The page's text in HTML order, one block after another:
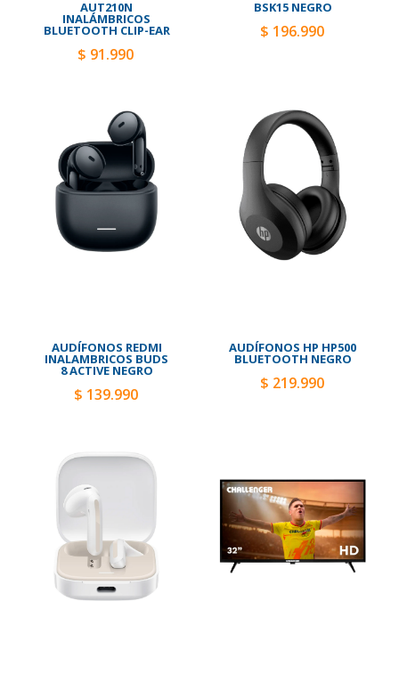
AUT210N
INALÁMBRICOS
BLUETOOTH CLIP-EAR
$ 91.990
BSK15 NEGRO
$ 196.990
AUDÍFONOS REDMI
INALAMBRICOS BUDS
8 ACTIVE NEGRO
$ 139.990
AUDÍFONOS HP HP500
BLUETOOTH NEGRO
$ 219.990